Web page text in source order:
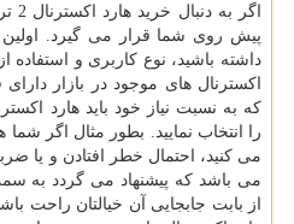
پیش روی شما قرار می گیرد.
داشته باشید، نوع کاربری و استفاده
اکسترنال های موجود در بازار
که به نسبت نیاز خود باید هارد
را انتخاب نمایید. بطور مثال اگر شما
می کنید، احتمال خطر افتادن و یا
می باشد که پیشنهاد می گردد به
از بابت جابجایی آن خیالتان راحت